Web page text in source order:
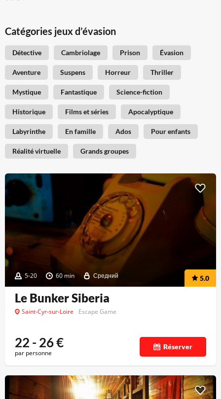
Catégories jeux d’évasion
Détective Cambriolage Prison Évasion
Aventure Suspens Horreur Thriller
Mystique Fantastique Science-fiction
Historique Films et séries Apocalyptique
Labyrinthe En famille Ados Pour enfants
Réalité virtuelle Grands groupes
5-20 60 min Средний 5.0
Le Bunker Siberia
Saint-Cyr-sur-Loire Escape Game
22 - 26€
par personne
Réserver